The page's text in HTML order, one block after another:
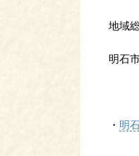
地域
明石
・ 明